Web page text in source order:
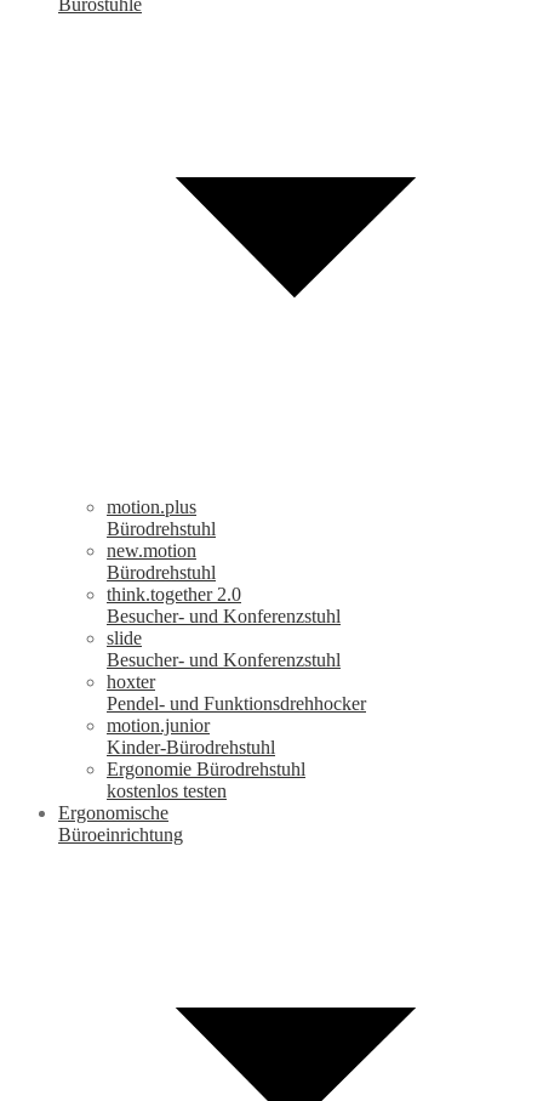
Bürostühle
motion.plus
Bürodrehstuhl
new.motion
Bürodrehstuhl
think.together 2.0
Besucher- und Konferenzstuhl
slide
Besucher- und Konferenzstuhl
hoxter
Pendel- und Funktionsdrehhocker
motion.junior
Kinder-Bürodrehstuhl
Ergonomie Bürodrehstuhl
kostenlos testen
Ergonomische
Büroeinrichtung